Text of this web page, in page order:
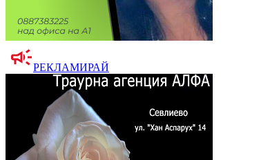
РЕКЛАМИРАЙ